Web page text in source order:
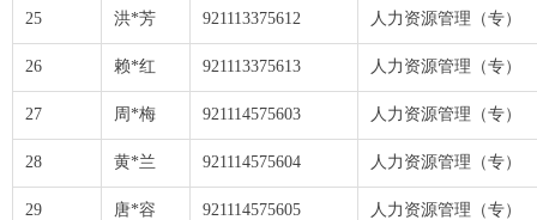
25 洪*芳 921113375612 人力资源管理（专）
26 赖*红 921113375613 人力资源管理（专）
27 周*梅 921114575603 人力资源管理（专）
28 黄*兰 921114575604 人力资源管理（专）
29 唐*容 921114575605 人力资源管理（专）